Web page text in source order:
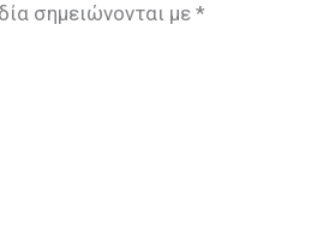
σημειώνονται με*